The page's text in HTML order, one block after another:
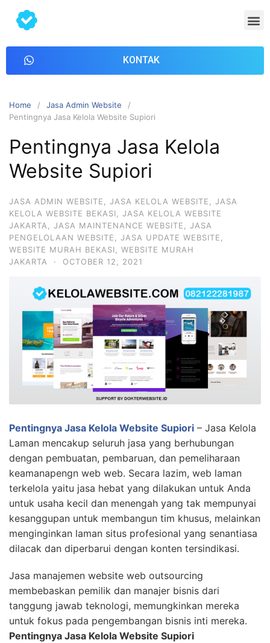
KONTAK
Home
Jasa Admin Website
Pentingnya Jasa Kelola Website Supiori
Pentingnya Jasa Kelola
Website Supiori
JASA ADMIN WEBSITE, JASA KELOLA WEBSITE, JASA
KELOLA WEBSITE BEKASI, JASA KELOLA WEBSITE
JAKARTA, JASA MAINTENANCE WEBSITE, JASA
PENGELOLAAN WEBSITE, JASA UPDATE WEBSITE,
WEBSITE MURAH BEKASI, WEBSITE MURAH
JAKARTA
· OCTOBER 12, 2021
Pentingnya Jasa Kelola Website Supiori – Jasa Kelola
Laman mencakup seluruh jasa yang berhubungan
dengan pembuatan, pembaruan, dan pemeliharaan
keamanapengn web web. Secara lazim, web laman
terkelola yaitu jasa hebat yang dilakukan untuk Anda
untuk usaha kecil dan menengah yang tak mempunyai
kesanggupan untuk membangun tim khusus, melainkan
menginginkan laman situs profesional yang senantiasa
dilacak dan diperbarui dengan konten tersindikasi.
Jasa manajemen website web outsourcing
membebaskan pemilik dan manajer bisnis dari
tanggung jawab teknologi, memungkinkan mereka
untuk fokus pada pengembangan bisnis inti mereka.
Pentingnya Jasa Kelola Website Supiori